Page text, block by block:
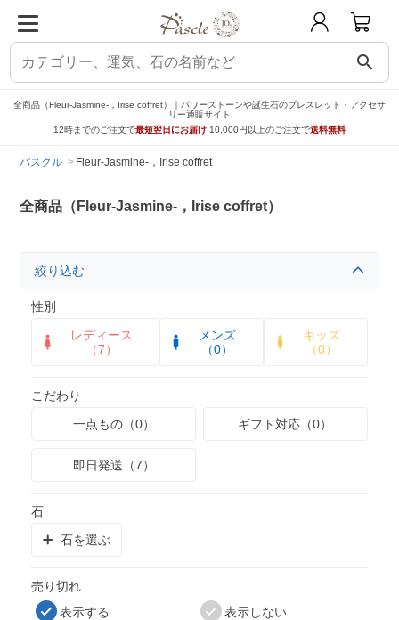
search
全商品（Fleur-Jasmine-，Irise coffret）｜パワーストーンや誕生石のブレスレット・アクセサ
リー通販サイト
12時までのご注文で最短翌日にお届け 10,000円以上のご注文で送料無料
パスクル Fleur-Jasmine-，Irise coffret
全商品（Fleur-Jasmine-，Irise coffret）
絞り込む
性別
レディース
（7）
メンズ
（0）
キッズ
（0）
こだわり
一点もの（0）
ギフト対応（0）
即日発送（7）
石
石を選ぶ
売り切れ
表示する
表示しない